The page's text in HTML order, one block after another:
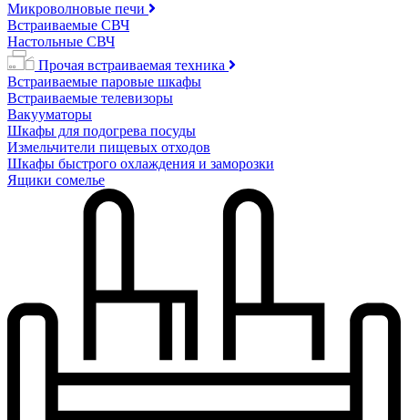
Микроволновые печи
Встраиваемые СВЧ
Настольные СВЧ
Прочая встраиваемая техника
Встраиваемые паровые шкафы
Встраиваемые телевизоры
Вакууматоры
Шкафы для подогрева посуды
Измельчители пищевых отходов
Шкафы быстрого охлаждения и заморозки
Ящики сомелье